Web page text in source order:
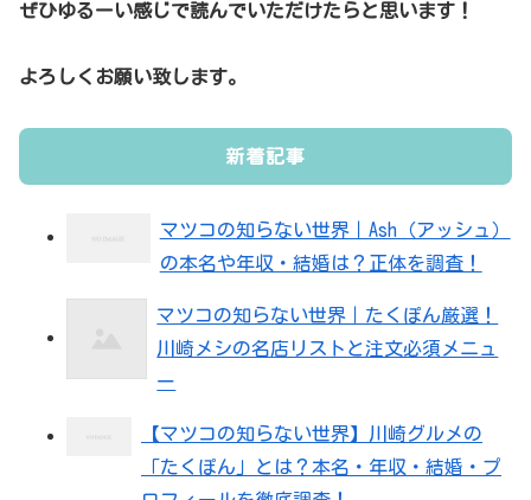
ぜひゆるーい感じで読んでいただけたらと思います！
よろしくお願い致します。
新着記事
マツコの知らない世界｜Ash（アッシュ）
の本名や年収・結婚は？正体を調査！
マツコの知らない世界｜たくぽん厳選！
川崎メシの名店リストと注文必須メニュ
ー
【マツコの知らない世界】川崎グルメの
「たくぽん」とは？本名・年収・結婚・プ